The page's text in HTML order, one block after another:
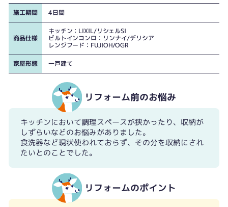
施工期間 4日間
商品仕様
キッチン：LIXIL/リシェルSI
ビルトインコンロ：リンナイ/デリシア
レンジフード：FUJIOH/OGR
家屋形態 一戸建て
リフォーム前のお悩み
キッチンにおいて調理スペースが狭かったり、収納が
しずらいなどのお悩みがありました。
食洗器など現状使われておらず、その分を収納にされ
たいとのことでした。
リフォームのポイント